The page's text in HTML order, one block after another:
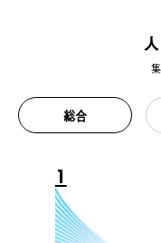
総合
1